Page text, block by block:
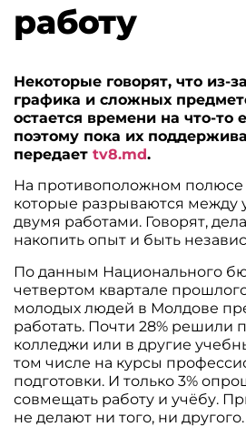
работу
Некоторые говорят, что из-
графика и сложных
остается времени на что-
поэтому пока их
передаетtv8.md.
На противоположном
которые разрываются между
двумя работами. Говорят,
накопить опыт и быть
По данным Национального
четвертом квартале
молодых людей в Молдове
работать. Почти 28% решили
колледжи или в другие
том числе на курсы
подготовки. И только 3%
совмещать работу и учёбу.
не делают ни того, ни другого.